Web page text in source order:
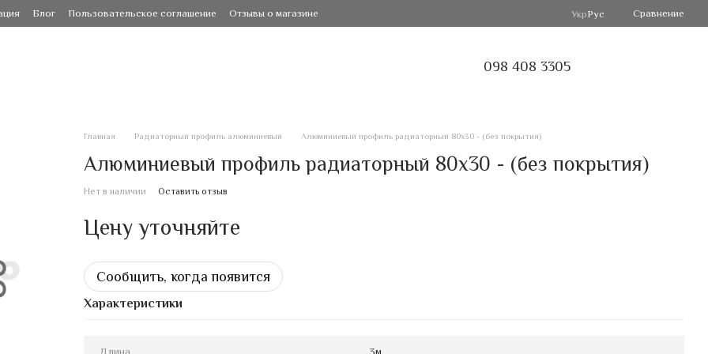
Блог Пользовательское соглашение Отзывы о магазине УкрРус Сравнение
098 408 3305
Главная Радиаторный профиль алюминиевый Алюминиевый профиль радиаторный 80х30 - (без покрытия)
Алюминиевый профиль радиаторный 80х30 - (без покрытия)
Нет в наличии Оставить отзыв
Цену уточняйте
Сообщить, когда появится
Характеристики
Длина 3м